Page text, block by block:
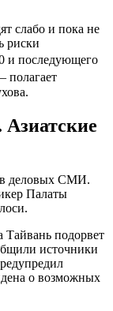
слабо и пока не
риски
и последующего
полагает
в деловых СМИ.
Палаты
Тайвань подорвет
источники
о возможных